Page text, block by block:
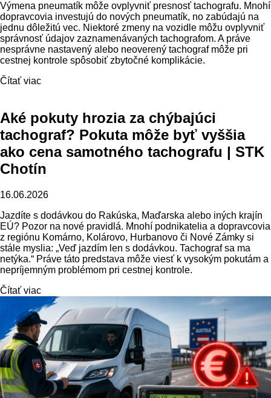
Výmena pneumatík môže ovplyvniť presnosť tachografu. Mnohí
dopravcovia investujú do nových pneumatík, no zabúdajú na
jednu dôležitú vec. Niektoré zmeny na vozidle môžu ovplyvniť
správnosť údajov zaznamenávaných tachografom. A práve
nesprávne nastavený alebo neoverený tachograf môže pri
cestnej kontrole spôsobiť zbytočné komplikácie.
Čítať viac
Aké pokuty hrozia za chýbajúci
tachograf? Pokuta môže byť vyššia
ako cena samotného tachografu | STK
Chotín
16.06.2026
Jazdíte s dodávkou do Rakúska, Maďarska alebo iných krajín
EÚ? Pozor na nové pravidlá. Mnohí podnikatelia a dopravcovia
z regiónu Komárno, Kolárovo, Hurbanovo či Nové Zámky si
stále myslia: „Veď jazdím len s dodávkou. Tachograf sa ma
netýka.“ Práve táto predstava môže viesť k vysokým pokutám a
nepríjemným problémom pri cestnej kontrole.
Čítať viac